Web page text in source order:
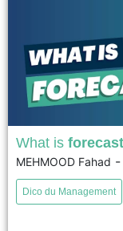
Forecasting is a key
future events using
past and present data.
What is
MEHMOOD Fahad -
Dico du Management